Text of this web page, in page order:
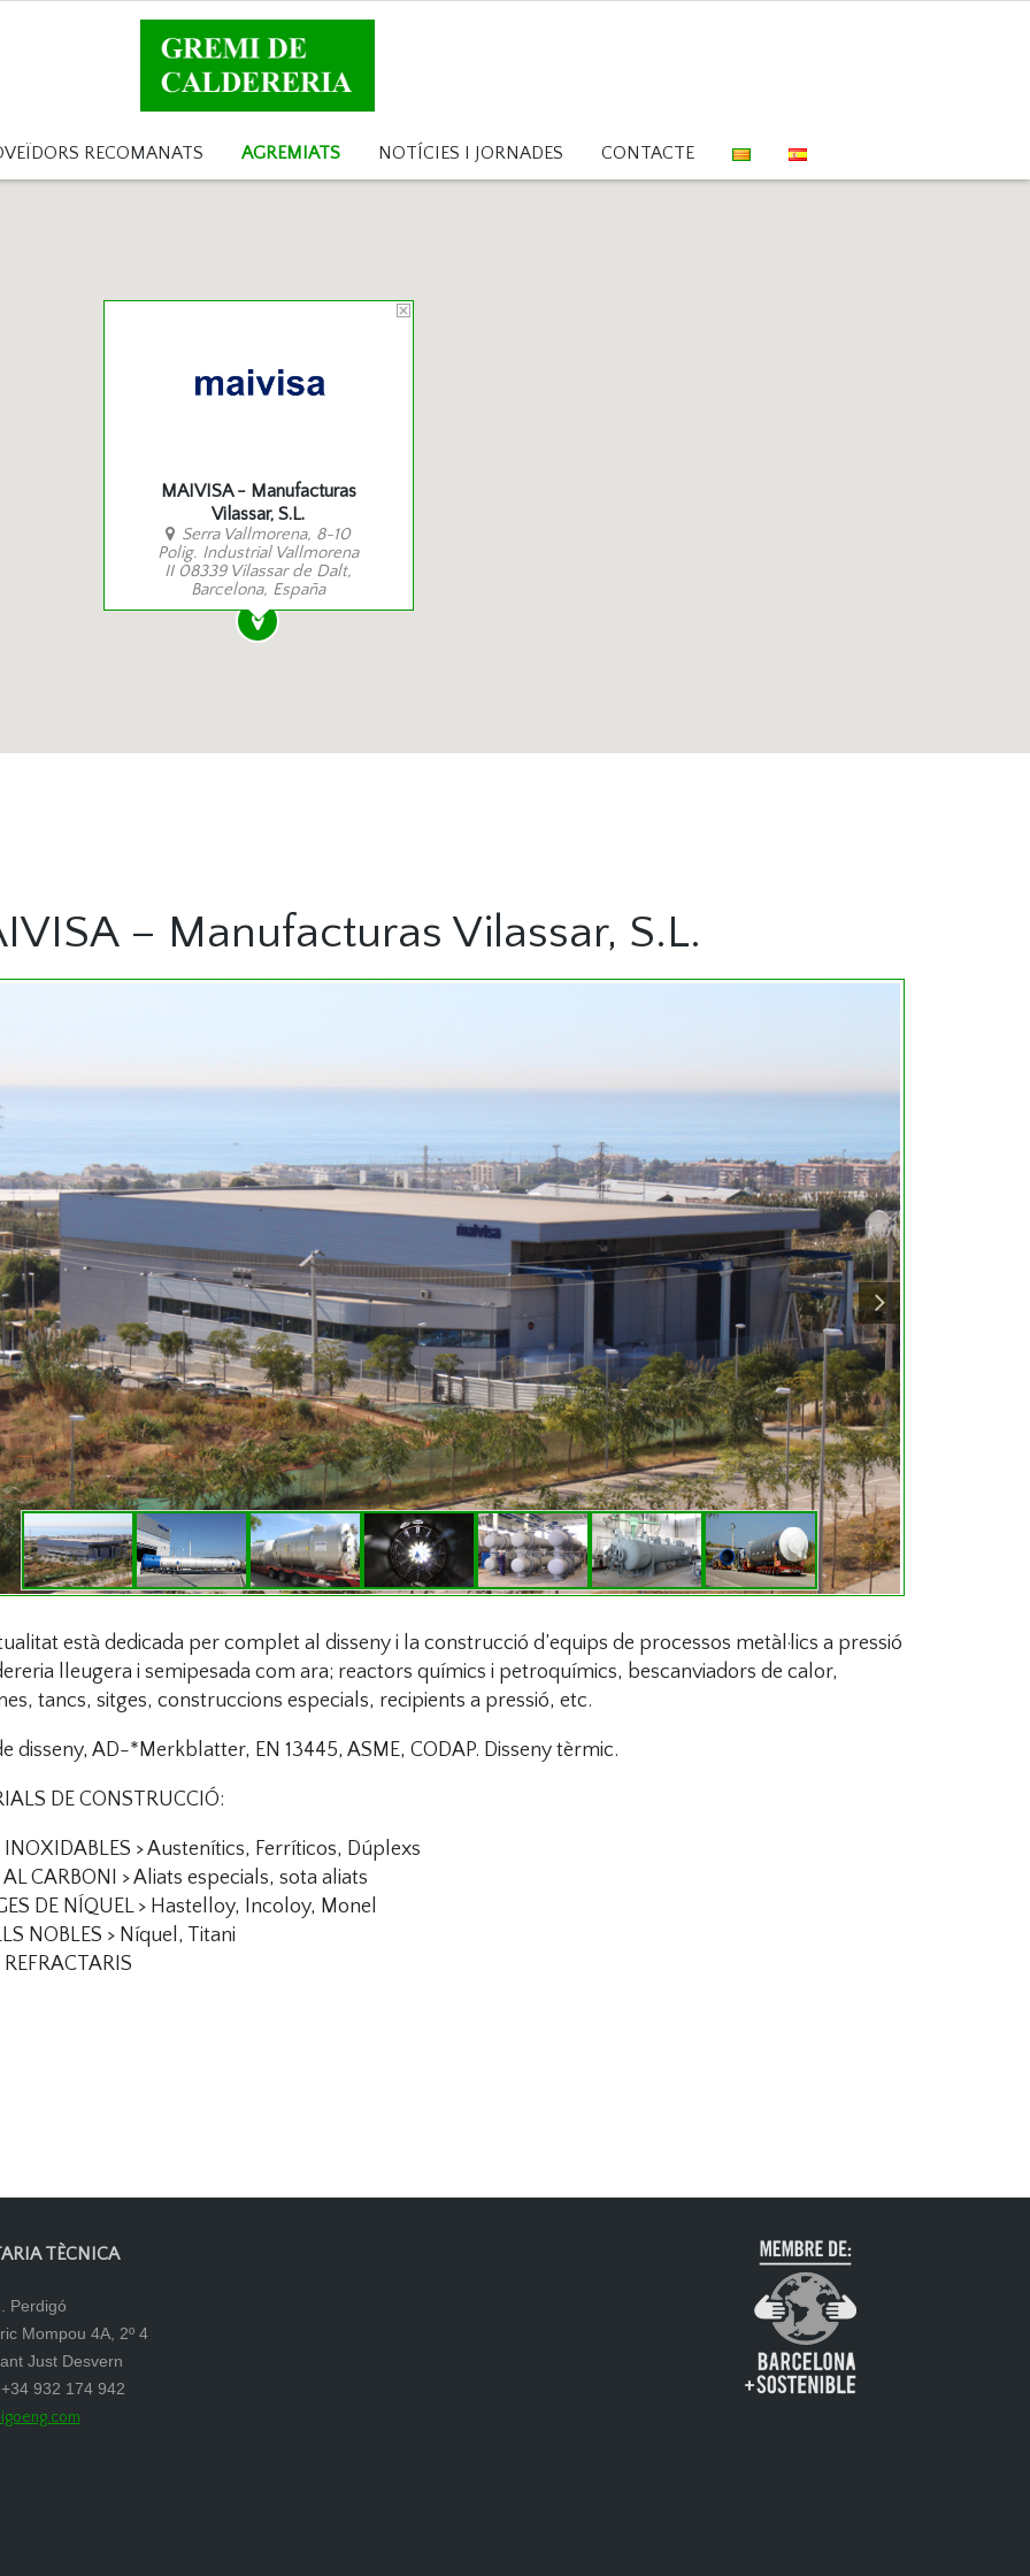
RECOMANATS AGREMIATS NOTÍCIES I JORNADES CONTACTE
MAIVISA - Manufacturas
Vilassar, S.L.
Serra Vallmorena, 8-10
Polig. Industrial Vallmorena
II 08339 Vilassar de Dalt,
Barcelona, España
– Manufacturas Vilassar, S.L.
està dedicada per complet al disseny i la construcció d’equips de processos metàl·lics a pressió
lleugera i semipesada com ara; reactors químics i petroquímics, bescanviadors de calor,
tancs, sitges, construccions especials, recipients a pressió, etc.
disseny, AD-* Merkblatter, EN 13445, ASME, CODAP. Disseny tèrmic.
DE CONSTRUCCIÓ:
INOXIDABLES > Austenítics, Ferríticos, Dúplexs
AL CARBONI > Aliats especials, sota aliats
DE NÍQUEL > Hastelloy, Incoloy, Monel
NOBLES > Níquel, Titani
REFRACTARIS
TÈCNICA
Perdigó
Mompou 4A, 2º 4
Just Desvern
932 174 942